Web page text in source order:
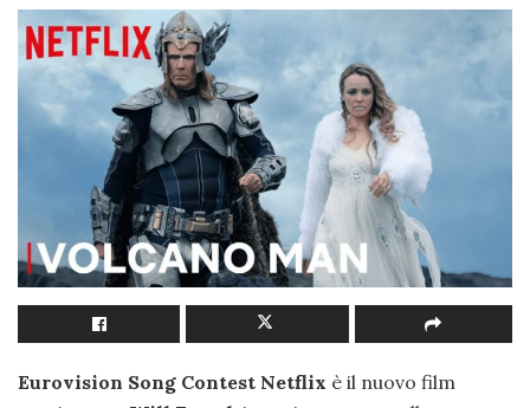
Eurovision Song Contest Netflix è il nuovo film